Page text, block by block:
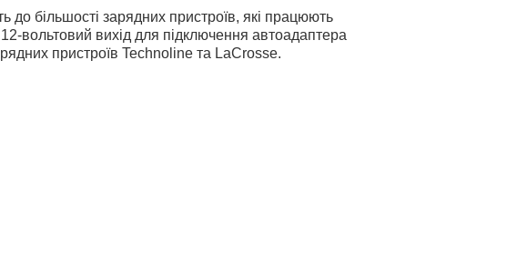
більшості зарядних пристроїв, які працюють
вольтовий вихід для підключення автоадаптера
пристроїв Technoline та LaCrosse.